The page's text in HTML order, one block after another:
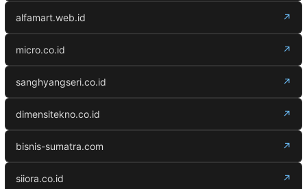
alfamart.web.id ↗
micro.co.id ↗
sanghyangseri.co.id ↗
dimensitekno.co.id ↗
bisnis-sumatra.com ↗
siiora.co.id ↗